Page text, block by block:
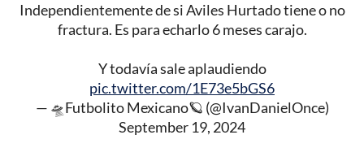
Independientemente de si Aviles Hurtado tiene o no
fractura. Es para echarlo 6 meses carajo.
Y todavía sale aplaudiendo
pic.twitter.com/1E73e5bGS6
— 🛸Futbolito Mexicano🪐 (@IvanDanielOnce)
September 19, 2024